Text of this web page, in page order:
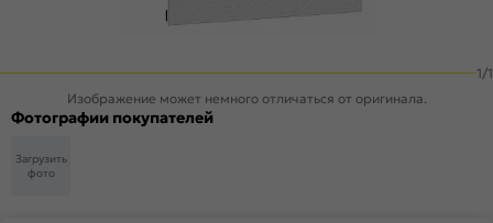
1/1
Изображение может немного отличаться от оригинала.
Фотографии покупателей
Загрузить
фото